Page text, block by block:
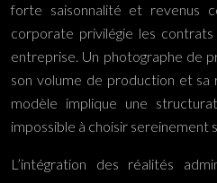
forte saisonnalité et revenus
corporate privilégie les
entreprise. Un photographe de
son volume de production et sa
modèle implique une
impossible à choisir sereinement
L’intégration des réalités